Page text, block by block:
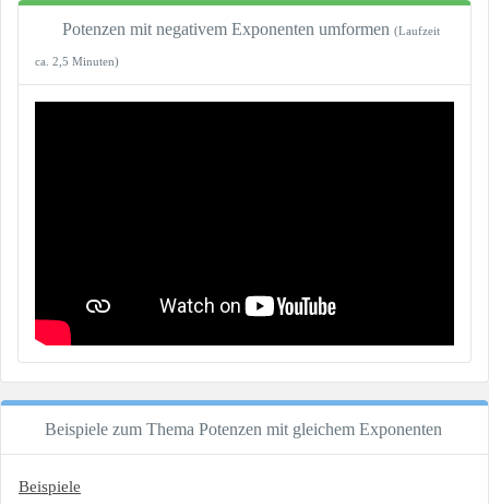
Potenzen mit negativem Exponenten umformen (Laufzeit
ca. 2,5 Minuten)
Beispiele zum Thema Potenzen mit gleichem Exponenten
Beispiele